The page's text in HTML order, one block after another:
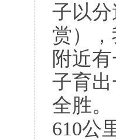
子以
赏）
附近
子育
全胜。
610公